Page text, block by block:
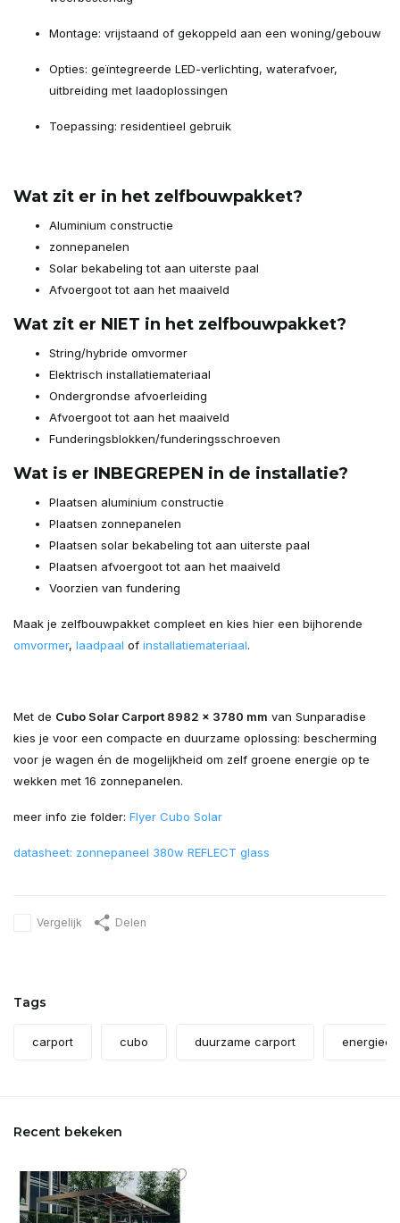
Montage: vrijstaand of gekoppeld aan een woning/gebouw
Opties: geïntegreerde LED-verlichting, waterafvoer,
uitbreiding met laadoplossingen
Toepassing: residentieel gebruik
Wat zit er in het zelfbouwpakket?
Aluminium constructie
zonnepanelen
Solar bekabeling tot aan uiterste paal
Afvoergoot tot aan het maaiveld
Wat zit er NIET in het zelfbouwpakket?
String/hybride omvormer
Elektrisch installatiemateriaal
Ondergrondse afvoerleiding
Afvoergoot tot aan het maaiveld
Funderingsblokken/funderingsschroeven
Wat is er INBEGREPEN in de installatie?
Plaatsen aluminium constructie
Plaatsen zonnepanelen
Plaatsen solar bekabeling tot aan uiterste paal
Plaatsen afvoergoot tot aan het maaiveld
Voorzien van fundering
Maak je zelfbouwpakket compleet en kies hier een bijhorende
omvormer, laadpaal of installatiemateriaal.
Met de Cubo Solar Carport 8982 x 3780 mm van Sunparadise
kies je voor een compacte en duurzame oplossing: bescherming
voor je wagen én de mogelijkheid om zelf groene energie op te
wekken met 16 zonnepanelen.
meer info zie folder: Flyer Cubo Solar
datasheet: zonnepaneel 380w REFLECT glass
Vergelijk Delen
Tags
carport cubo duurzame carport
Recent bekeken